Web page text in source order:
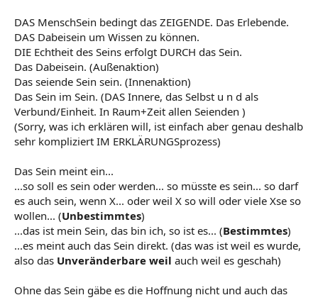
DAS MenschSein bedingt das ZEIGENDE. Das Erlebende.
DAS Dabeisein um Wissen zu können.
DIE Echtheit des Seins erfolgt DURCH das Sein.
Das Dabeisein. (Außenaktion)
Das seiende Sein sein. (Innenaktion)
Das Sein im Sein. (DAS Innere, das Selbst u n d als
Verbund/Einheit. In Raum+Zeit allen Seienden )
(Sorry, was ich erklären will, ist einfach aber genau deshalb
sehr kompliziert IM ERKLÄRUNGSprozess)
Das Sein meint ein...
...so soll es sein oder werden... so müsste es sein... so darf
es auch sein, wenn X... oder weil X so will oder viele Xse so
wollen... (Unbestimmtes)
...das ist mein Sein, das bin ich, so ist es... (Bestimmtes)
...es meint auch das Sein direkt. (das was ist weil es wurde,
also das Unveränderbare weil auch weil es geschah)
Ohne das Sein gäbe es die Hoffnung nicht und auch das